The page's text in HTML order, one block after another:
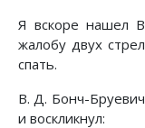
Я вскоре нашел
жалобу двух
спать.
В. Д. Бонч-
и воскликнул: